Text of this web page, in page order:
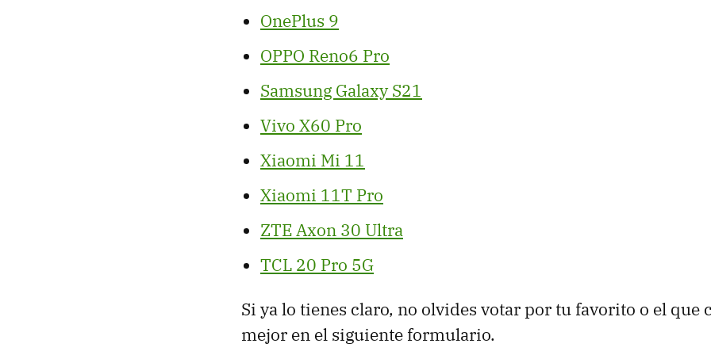
OnePlus 9
OPPO Reno6 Pro
Samsung Galaxy S21
Vivo X60 Pro
Xiaomi Mi 11
Xiaomi 11T Pro
ZTE Axon 30 Ultra
TCL 20 Pro 5G
Si ya lo tienes claro, no olvides votar por tu favorito o el que
mejor en el siguiente formulario.